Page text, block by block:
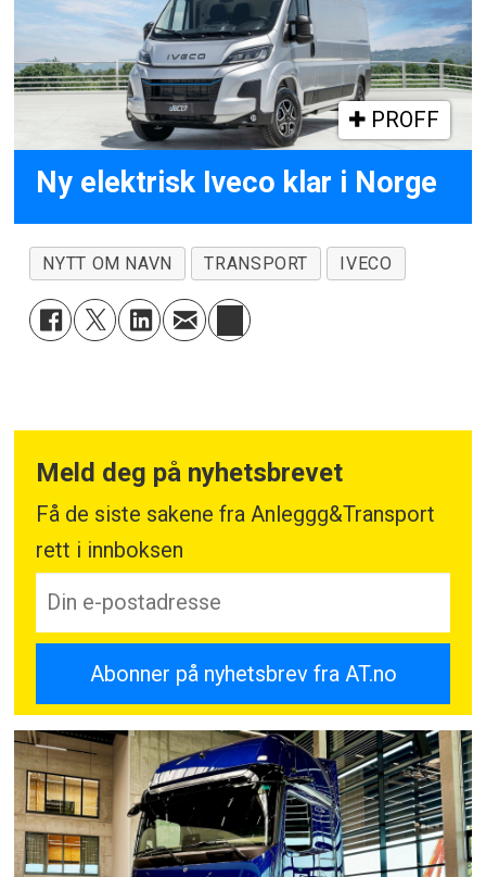
PROFF
Ny elektrisk Iveco klar i Norge
NYTT OM NAVN TRANSPORT IVECO
Meld deg på nyhetsbrevet
Få de siste sakene fra Anleggg&Transport
rett i innboksen